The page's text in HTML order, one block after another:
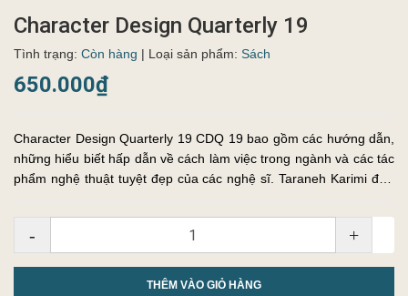
Character Design Quarterly 19
Tình trạng: Còn hàng | Loại sản phẩm: Sách
650.000₫
Character Design Quarterly 19 CDQ 19 bao gồm các hướng dẫn,
những hiểu biết hấp dẫn về cách làm việc trong ngành và các tác
phẩm nghệ thuật tuyệt đẹp của các nghệ sĩ. Taraneh Karimi đưa
- +
THÊM VÀO GIỎ HÀNG